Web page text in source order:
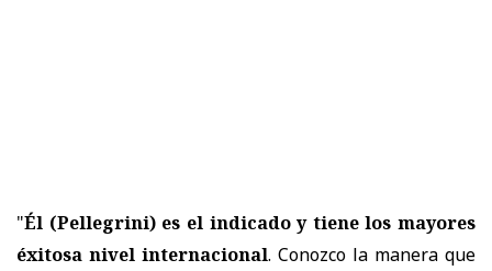
"Él (Pellegrini) es el indicado y tiene los mayores
éxitosa nivel internacional. Conozco la manera que